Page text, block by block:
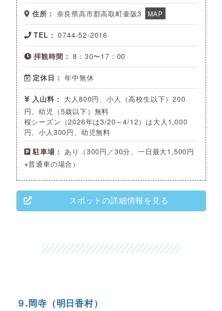
住所： 奈良県高市郡高取町壷阪3 MAP
TEL： 0744-52-2016
拝観時間： 8：30〜17：00
定休日： 年中無休
入山料： 大人800円、小人（高校生以下）200
円、幼児（5歳以下）無料
桜シーズン（2026年は3/20～4/12）は大人1,000
円、小人300円、幼児無料
駐車場： あり（300円／30分、一日最大1,500円
※普通車の場合）
スポットの詳細情報を見る
９.岡寺（明日香村）